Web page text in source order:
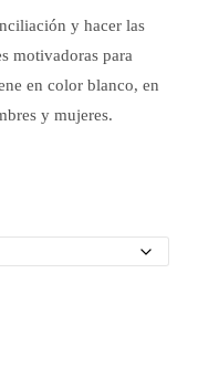
y hacer las
motivadoras para
en color blanco, en
y mujeres.